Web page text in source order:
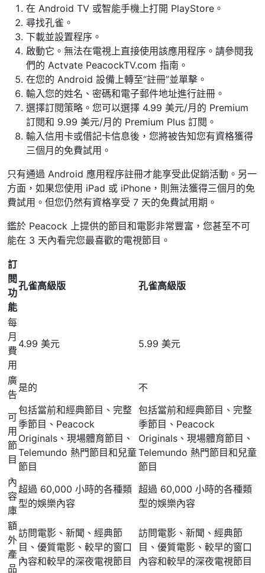
在 Android TV 或智能手機上打開 PlayStore。
尋找孔雀。
下載並設置程序。
啟動它。無法在電視上直接使用該應用程序。請參閱我
們的 Actvate PeacockTV.com 指南。
在您的 Android 設備上轉至“註冊”並單擊。
輸入您的姓名、密碼和電子郵件地址進行註冊。
選擇訂閱策略。您可以選擇 4.99 美元/月的 Premium
訂閱和 9.99 美元/月的 Premium Plus 訂閱。
輸入信用卡或借記卡信息後，您將被告知您有資格獲得
三個月的免費試用。
只有通過 Android 應用程序註冊才能享受此促銷活動。另一
方面，如果您使用 iPad 或 iPhone，則無法獲得三個月的免
費試用。但您仍然有資格享受 7 天的免費試用期。
鑑於 Peacock 上提供的節目和電影非常豐富，您甚至不可
能在 3 天內看完您最喜歡的電視節目。
訂
閱
功
能
孔雀高級版 孔雀高級版
每
月
費
用
4.99 美元 5.99 美元
廣
告
是的 不
可
用
節
目
包括當前和經典節目、完整
季節目、Peacock
Originals、現場體育節目、
Telemundo 熱門節目和兒童
節目
包括當前和經典節目、完整
季節目、Peacock
Originals、現場體育節目、
Telemundo 熱門節目和兒童
節目
內
容
庫
超過 60,000 小時的各種類
型的娛樂內容
超過 60,000 小時的各種類
型的娛樂內容
額
外
產
品
訪問電影、新聞、經典節
目、優質電影、較早的窗口
內容和較早的深夜電視節目
訪問電影、新聞、經典節
目、優質電影、較早的窗口
內容和較早的深夜電視節目